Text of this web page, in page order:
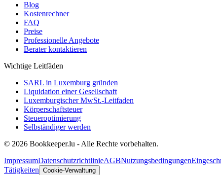
Blog
Kostenrechner
FAQ
Preise
Professionelle Angebote
Berater kontaktieren
Wichtige Leitfäden
SARL in Luxemburg gründen
Liquidation einer Gesellschaft
Luxemburgischer MwSt.-Leitfaden
Körperschaftsteuer
Steueroptimierung
Selbständiger werden
© 2026 Bookkeeper.lu - Alle Rechte vorbehalten.
ImpressumDatenschutzrichtlinieAGBNutzungsbedingungen
Tätigkeiten Cookie-Verwaltung